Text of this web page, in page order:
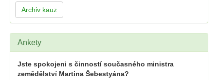
Archiv kauz
Ankety
Jste spokojeni s činností současného ministra
zemědělství Martina Šebestyána?